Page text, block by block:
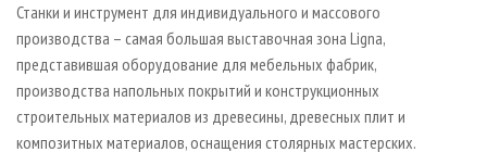
Станки и инструмент для индивидуального и массового
производства – самая большая выставочная зона Ligna,
представившая оборудование для мебельных фабрик,
производства напольных покрытий и конструкционных
строительных материалов из древесины, древесных плит и
композитных материалов, оснащения столярных мастерских.